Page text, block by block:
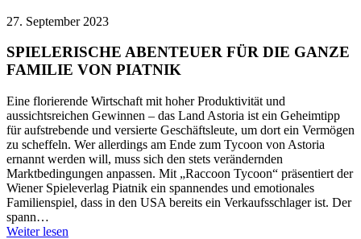
27. September 2023
SPIELERISCHE ABENTEUER FÜR DIE GANZE
FAMILIE VON PIATNIK
Eine florierende Wirtschaft mit hoher Produktivität und
aussichtsreichen Gewinnen – das Land Astoria ist ein Geheimtipp
für aufstrebende und versierte Geschäftsleute, um dort ein Vermögen
zu scheffeln. Wer allerdings am Ende zum Tycoon von Astoria
ernannt werden will, muss sich den stets verändernden
Marktbedingungen anpassen. Mit „Raccoon Tycoon“ präsentiert der
Wiener Spieleverlag Piatnik ein spannendes und emotionales
Familienspiel, dass in den USA bereits ein Verkaufsschlager ist. Der
spann…
Weiter lesen